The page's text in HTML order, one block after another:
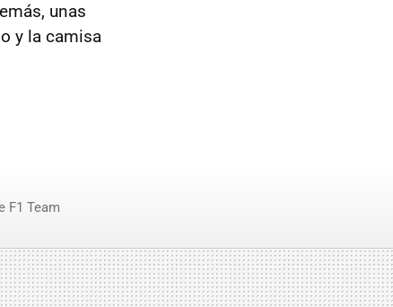
unas
y la camisa
F1 Team